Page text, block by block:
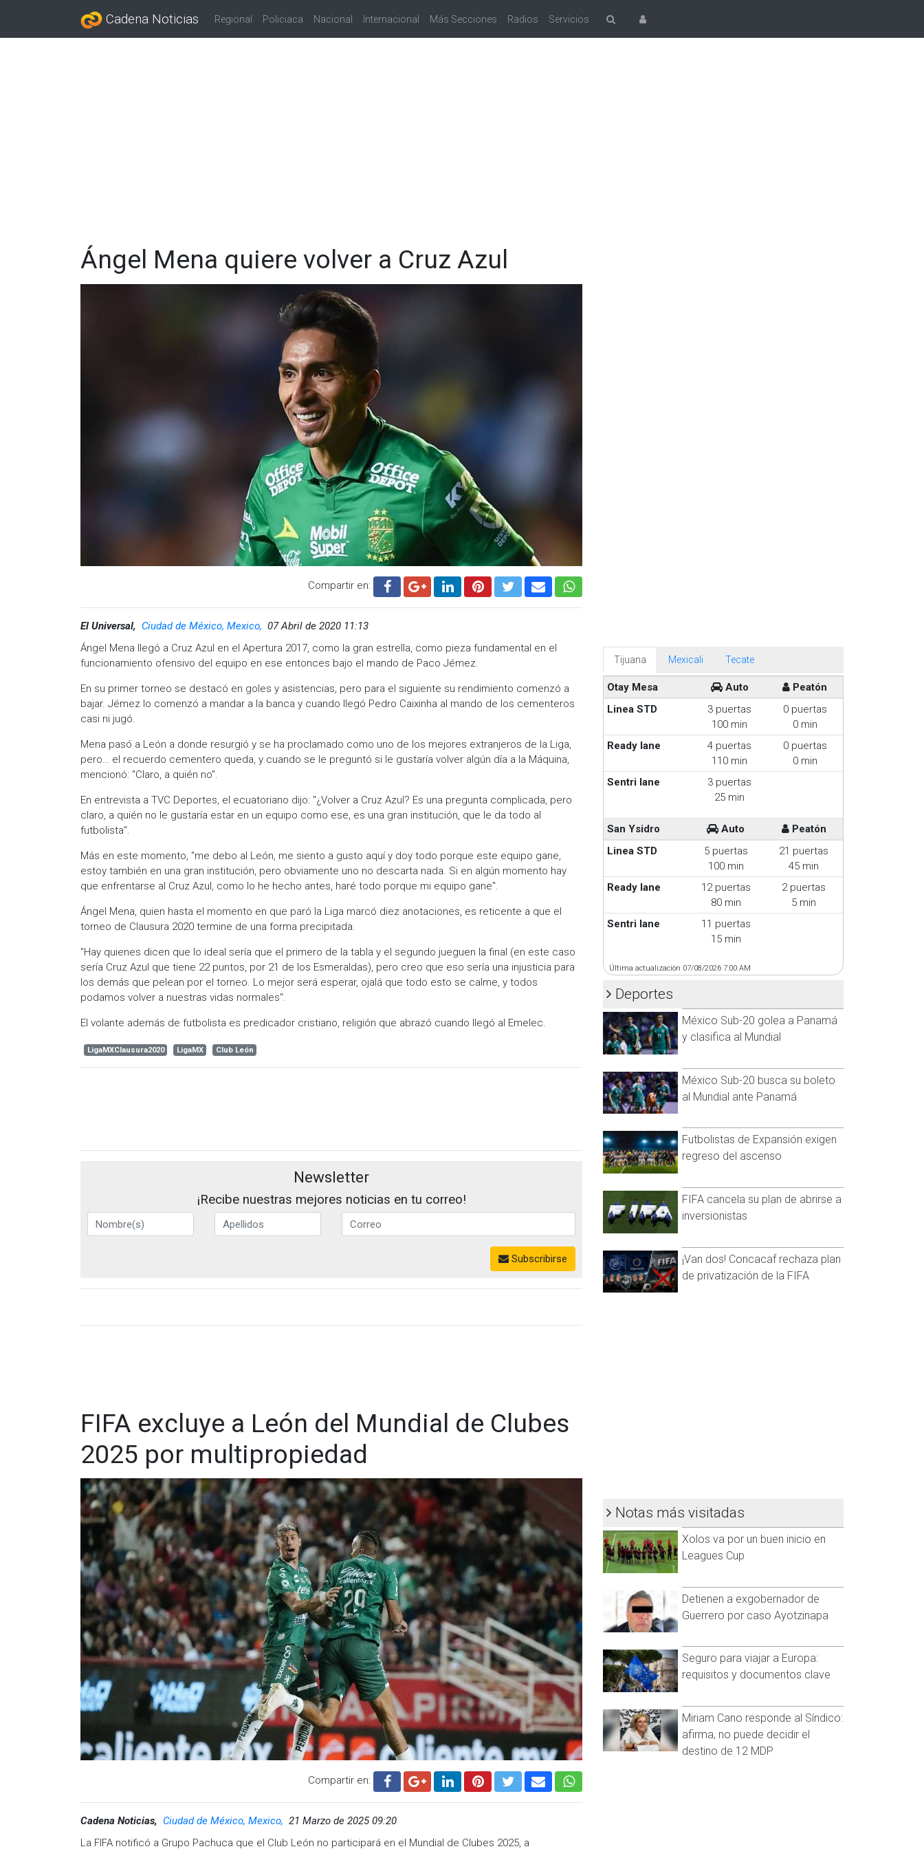
Cadena Noticias Regional Policiaca Nacional Internacional Más Secciones Radios Servicios
Ángel Mena quiere volver a Cruz Azul
Compartir en:
El Universal, Ciudad de México, Mexico, 07 Abril de 2020 11:13
Ángel Mena llegó a Cruz Azul en el Apertura 2017, como la gran estrella, como pieza fundamental en el
funcionamiento ofensivo del equipo en ese entonces bajo el mando de Paco Jémez.
En su primer torneo se destacó en goles y asistencias, pero para el siguiente su rendimiento comenzó a
bajar. Jémez lo comenzó a mandar a la banca y cuando llegó Pedro Caixinha al mando de los cementeros
casi ni jugó.
Mena pasó a León a donde resurgió y se ha proclamado como uno de los mejores extranjeros de la Liga,
pero… el recuerdo cementero queda, y cuando se le preguntó si le gustaría volver algún día a la Máquina,
mencionó: "Claro, a quién no".
En entrevista a TVC Deportes, el ecuatoriano dijo: "¿Volver a Cruz Azul? Es una pregunta complicada, pero
claro, a quién no le gustaría estar en un equipo como ese, es una gran institución, que le da todo al
futbolista".
Más en este momento, "me debo al León, me siento a gusto aquí y doy todo porque este equipo gane,
estoy también en una gran institución, pero obviamente uno no descarta nada. Si en algún momento hay
que enfrentarse al Cruz Azul, como lo he hecho antes, haré todo porque mi equipo gane".
Ángel Mena, quien hasta el momento en que paró la Liga marcó diez anotaciones, es reticente a que el
torneo de Clausura 2020 termine de una forma precipitada.
"Hay quienes dicen que lo ideal sería que el primero de la tabla y el segundo jueguen la final (en este caso
sería Cruz Azul que tiene 22 puntos, por 21 de los Esmeraldas), pero creo que eso sería una injusticia para
los demás que pelean por el torneo. Lo mejor será esperar, ojalá que todo esto se calme, y todos
podamos volver a nuestras vidas normales".
El volante además de futbolista es predicador cristiano, religión que abrazó cuando llegó al Emelec.
LigaMXClausura2020 LigaMX Club León
Newsletter
¡Recibe nuestras mejores noticias en tu correo!
Subscribirse
FIFA excluye a León del Mundial de Clubes
2025 por multipropiedad
Compartir en:
Cadena Noticias, Ciudad de México, Mexico, 21 Marzo de 2025 09:20
La FIFA notificó a Grupo Pachuca que el Club León no participará en el Mundial de Clubes 2025, a
Tijuana Mexicali Tecate
Otay Mesa Auto
Peatón
Linea STD
3 puertas
100 min
0 puertas
0 min
Ready lane
4 puertas
110 min
0 puertas
0 min
Sentri lane
3 puertas
25 min
San Ysidro Auto
Peatón
Linea STD
5 puertas
100 min
21 puertas
45 min
Ready lane
12 puertas
80 min
2 puertas
5 min
Sentri lane
11 puertas
15 min
Última actualización 07/08/2026 7:00 AM
Deportes
México Sub-20 golea a Panamá
y clasifica al Mundial
México Sub-20 busca su boleto
al Mundial ante Panamá
Futbolistas de Expansión exigen
regreso del ascenso
FIFA cancela su plan de abrirse a
inversionistas
¡Van dos! Concacaf rechaza plan
de privatización de la FIFA
Notas más visitadas
Xolos va por un buen inicio en
Leagues Cup
Detienen a exgobernador de
Guerrero por caso Ayotzinapa
Seguro para viajar a Europa:
requisitos y documentos clave
Miriam Cano responde al Síndico:
afirma, no puede decidir el
destino de 12 MDP